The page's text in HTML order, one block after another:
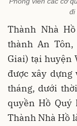
đi
Thành Nhà
thành An
Giai) tại huyện
được xây
tháng, dưới
quyền Hồ Quý
Thành Nhà Hồ